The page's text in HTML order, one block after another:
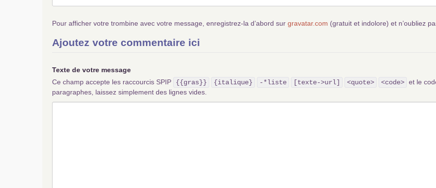
Pour afficher votre trombine avec votre message, enregistrez-la d’abord sur gravatar.com (gratuit et indolore) et n’oubliez
Ajoutez votre commentaire ici
Texte de votre message
Ce champ accepte les raccourcis SPIP
{{gras}} {italique} -*liste [texte->url] <quote> <code> et le
paragraphes, laissez simplement des lignes vides.